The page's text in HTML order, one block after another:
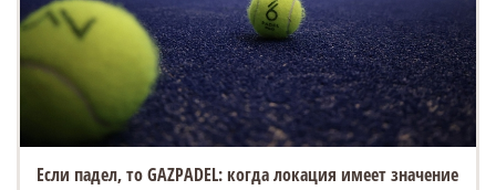
Если падел, то GAZPADEL: когда локация имеет значение